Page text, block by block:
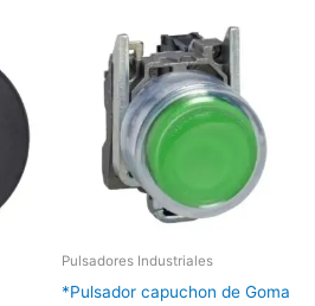
Pulsadores Industriales
*Pulsador capuchon de Goma